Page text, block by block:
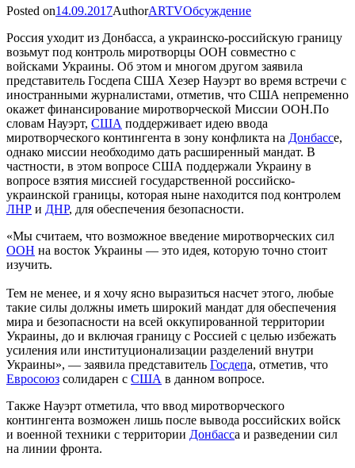
Posted on14.09.2017AuthorARTVОбсуждение
Россия уходит из Донбасса, а украинско-российскую границу
возьмут под контроль миротворцы ООН совместно с
войсками Украины. Об этом и многом другом заявила
представитель Госдепа США Хезер Науэрт во время встречи с
иностранными журналистами, отметив, что США непременно
окажет финансирование миротворческой Миссии ООН.По
словам Науэрт, США поддерживает идею ввода
миротворческого контингента в зону конфликта на Донбассе,
однако миссии необходимо дать расширенный мандат. В
частности, в этом вопросе США поддержали Украину в
вопросе взятия миссией государственной российско-
украинской границы, которая ныне находится под контролем
ЛНР и ДНР, для обеспечения безопасности.
«Мы считаем, что возможное введение миротворческих сил
ООН на восток Украины — это идея, которую точно стоит
изучить.
Тем не менее, и я хочу ясно выразиться насчет этого, любые
такие силы должны иметь широкий мандат для обеспечения
мира и безопасности на всей оккупированной территории
Украины, до и включая границу с Россией с целью избежать
усиления или институционализации разделений внутри
Украины», — заявила представитель Госдепа, отметив, что
Евросоюз солидарен с США в данном вопросе.
Также Науэрт отметила, что ввод миротворческого
контингента возможен лишь после вывода российских войск
и военной техники с территории Донбасса и разведении сил
на линии фронта.